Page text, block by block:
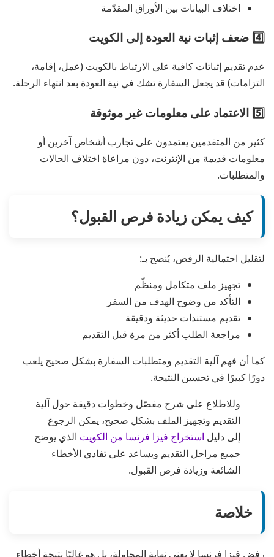
اختلاف البيانات بين الأوراق المقدّمة
4️⃣ ضعف إثبات نية العودة إلى الكويت
عدم تقديم إثباتات كافية على الارتباط بالكويت (عمل، إقامة،
التزامات) قد يجعل السفارة تشك في نية العودة بعد انتهاء الرحلة.
5️⃣ الاعتماد على معلومات غير موثوقة
كثير من المتقدمين يعتمدون على تجارب أشخاص آخرين أو
معلومات قديمة من الإنترنت، دون مراعاة اختلاف الحالات
والمتطلبات.
كيف يمكن زيادة فرص القبول؟
لتقليل احتمالية الرفض، يُنصح بـ:
تجهيز ملف متكامل ومنظّم
التأكد من وضوح الهدف من السفر
تقديم مستندات حديثة ودقيقة
مراجعة الطلب أكثر من مرة قبل التقديم
كما أن فهم آلية التقديم ومتطلبات السفارة بشكل صحيح يلعب
دورًا كبيرًا في تحسين النتيجة.
وللاطلاع على شرح مفصّل وخطوات دقيقة حول آلية
التقديم وتجهيز الملف بشكل صحيح، يمكن الرجوع
إلى دليل استخراج فيزا فرنسا من الكويت الذي يوضح
جميع مراحل التقديم ويساعد على تفادي الأخطاء
الشائعة وزيادة فرص القبول.
خلاصة
رفض فيزا فرنسا لا يعني نهاية المحاولة، بل هو غالبًا نتيجة أخطاء